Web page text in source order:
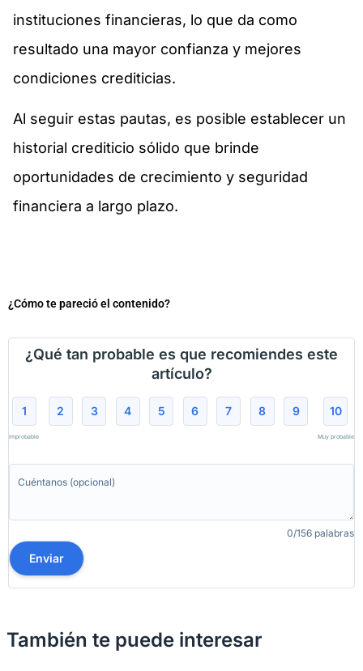
instituciones financieras, lo que da como
resultado una mayor confianza y mejores
condiciones crediticias.
Al seguir estas pautas, es posible establecer un
historial crediticio sólido que brinde
oportunidades de crecimiento y seguridad
financiera a largo plazo.
¿Cómo te pareció el contenido?
¿Qué tan probable es que recomiendes este
artículo?
1
Improbable
2 3 4 5 6 7 8 9 10
Muy probable
0/156 palabras
Enviar
También te puede interesar